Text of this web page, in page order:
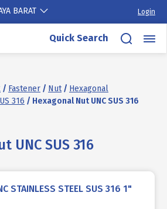
BARAT Login
Quick Search
/ Fastener / Nut/ Hexagonal
316 / Hexagonal Nut UNC SUS 316
UNC SUS 316
STAINLESS STEEL SUS 316 1"